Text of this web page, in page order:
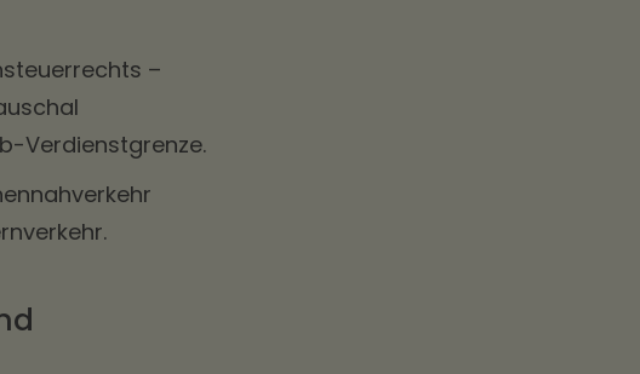
–
Verdienstgrenze.